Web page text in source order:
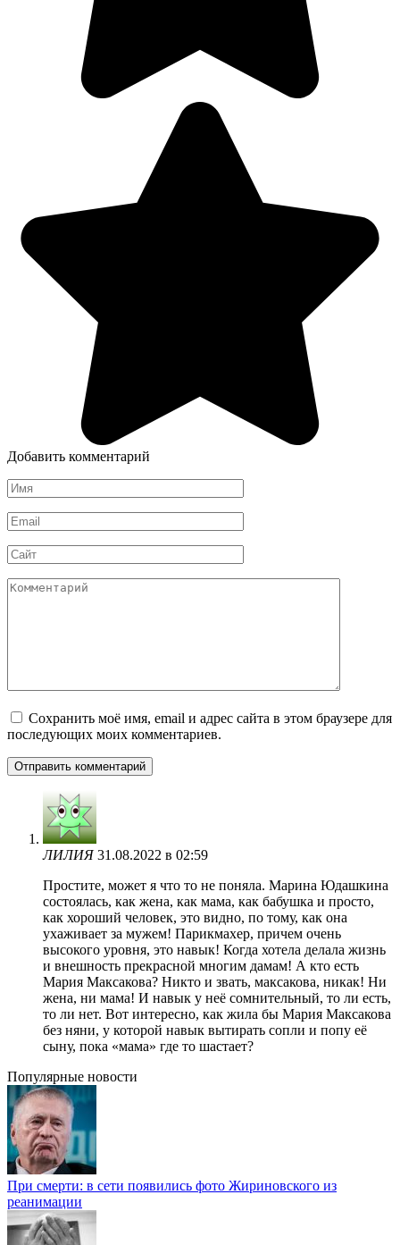
Добавить комментарий
Имя
*
Email
*
Сайт
Комментарий
Сохранить моё имя, email и адрес сайта в этом браузере для
последующих моих комментариев.
ЛИЛИЯ 31.08.2022 в 02:59
Простите, может я что то не поняла. Марина Юдашкина
состоялась, как жена, как мама, как бабушка и просто,
как хороший человек, это видно, по тому, как она
ухаживает за мужем! Парикмахер, причем очень
высокого уровня, это навык! Когда хотела делала жизнь
и внешность прекрасной многим дамам! А кто есть
Мария Максакова? Никто и звать, максакова, никак! Ни
жена, ни мама! И навык у неё сомнительный, то ли есть,
то ли нет. Вот интересно, как жила бы Мария Максакова
без няни, у которой навык вытирать сопли и попу её
сыну, пока «мама» где то шастает?
Популярные новости
При смерти: в сети появились фото Жириновского из
реанимации